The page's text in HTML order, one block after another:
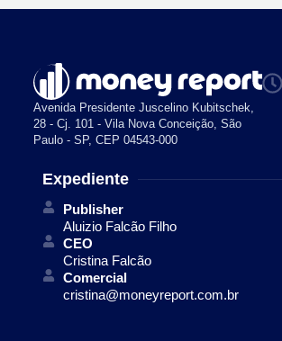
Avenida Presidente Juscelino Kubitschek,
28 - Cj. 101 - Vila Nova Conceição, São
Paulo - SP, CEP 04543-000
Expediente
Publisher
Aluizio Falcão Filho
CEO
Cristina Falcão
Comercial
cristina@moneyreport.com.br